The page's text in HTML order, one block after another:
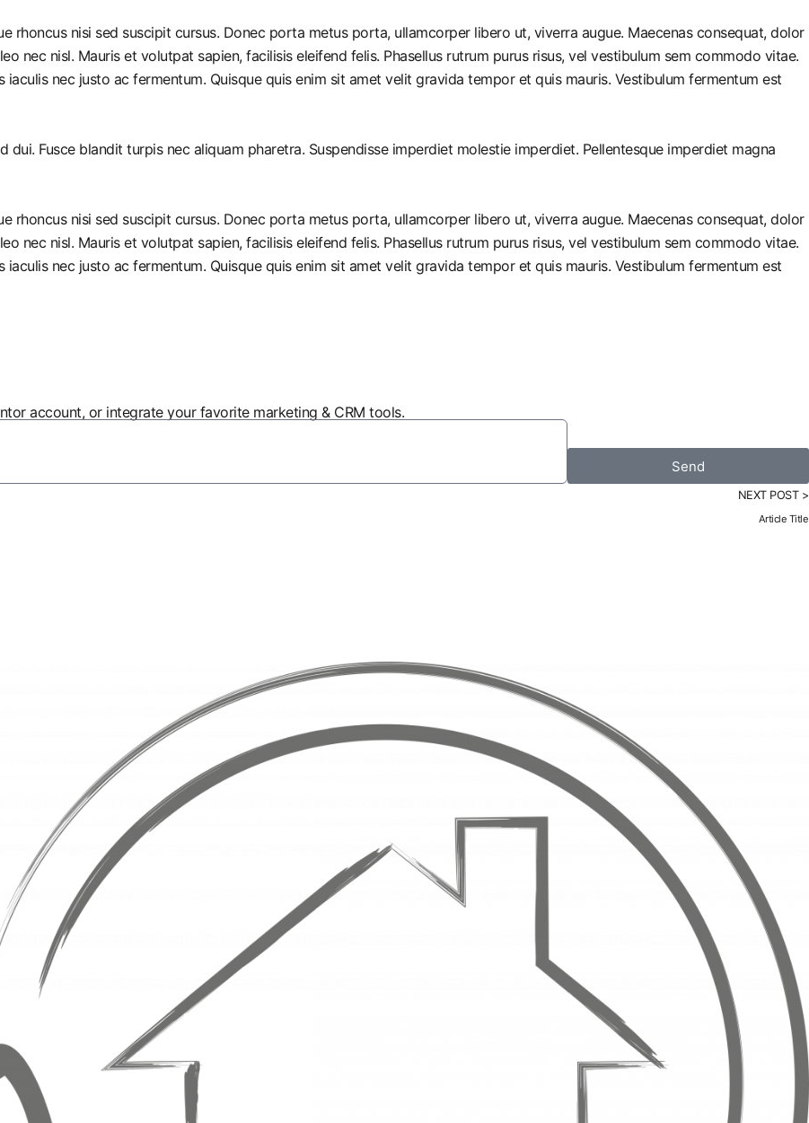
rhoncus nisi sed suscipit cursus. Donec porta metus porta, ullamcorper libero ut, viverra augue. Maecenas consequat, dolor
nec nisl. Mauris et volutpat sapien, facilisis eleifend felis. Phasellus rutrum purus risus, vel vestibulum sem commodo vitae.
iaculis nec justo ac fermentum. Quisque quis enim sit amet velit gravida tempor et quis mauris. Vestibulum fermentum est
Fusce blandit turpis nec aliquam pharetra. Suspendisse imperdiet molestie imperdiet. Pellentesque imperdiet magna
rhoncus nisi sed suscipit cursus. Donec porta metus porta, ullamcorper libero ut, viverra augue. Maecenas consequat, dolor
nec nisl. Mauris et volutpat sapien, facilisis eleifend felis. Phasellus rutrum purus risus, vel vestibulum sem commodo vitae.
iaculis nec justo ac fermentum. Quisque quis enim sit amet velit gravida tempor et quis mauris. Vestibulum fermentum est
account, or integrate your favorite marketing & CRM tools.
Send
NEXT POST >
Article Title